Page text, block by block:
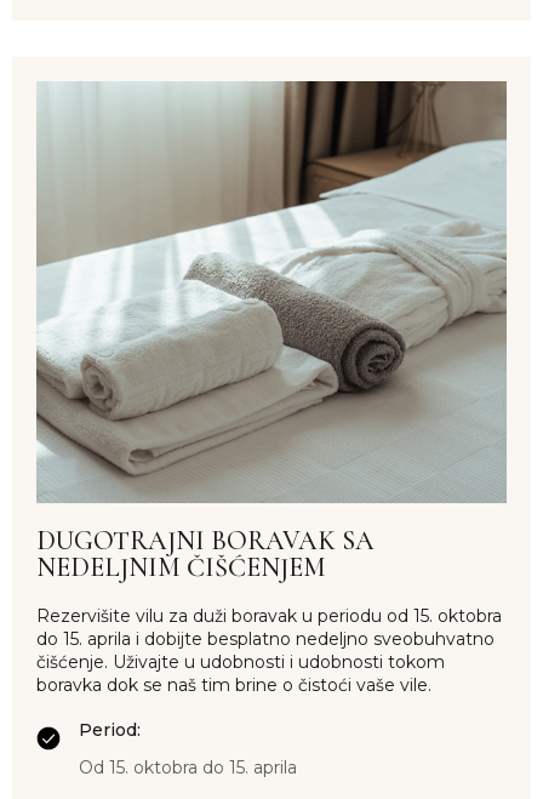
DUGOTRAJNI BORAVAK SA
NEDELJNIM ČIŠĆENJEM
Rezervišite vilu za duži boravak u periodu od 15. oktobra
do 15. aprila i dobijte besplatno nedeljno sveobuhvatno
čišćenje. Uživajte u udobnosti i udobnosti tokom
boravka dok se naš tim brine o čistoći vaše vile.
Period:
Od 15. oktobra do 15. aprila